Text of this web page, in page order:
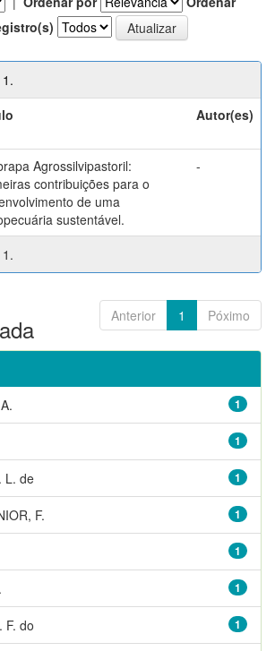
Autor(es)
Agrossilvipastoril:
contribuições para o
de uma
sustentável.
-
Anterior 1 Póximo
1
1
1
L. de
1
F.
1
1
1
F. do